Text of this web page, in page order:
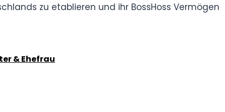
zu etablieren und ihr BossHoss Vermögen
& Ehefrau